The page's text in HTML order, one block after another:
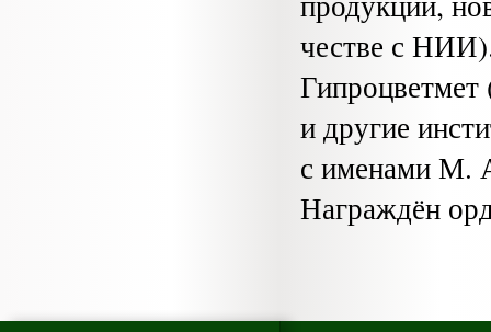
честве с
и другие
с именами М.
Награждён